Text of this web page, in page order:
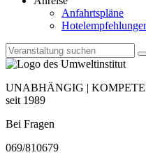
Anfahrtspläne
UNABHÄNGIG |
seit 1989
Bei Fragen
069/810679